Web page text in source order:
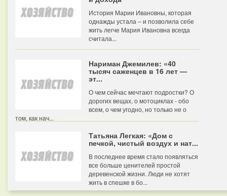
История Марии Ивановны, которая
однажды устала – и позволила себе
жить легче Мария Ивановна всегда
считала...
Нариман Джемилев: «40
тысяч саженцев в 16 лет —
эт...
О чем сейчас мечтают подростки? О
дорогих вещах, о мотоциклах - обо
всем, о чем угодно, но только не о
том, как нач...
Татьяна Легкая: «Дом с
печкой, чистый воздух и нат...
В последнее время стало появляться
все больше ценителей простой
деревенской жизни. Люди не хотят
жить в спешке в бо...